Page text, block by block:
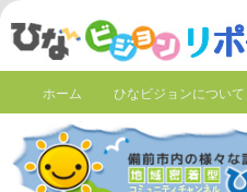
ホーム ひなビジョンについて